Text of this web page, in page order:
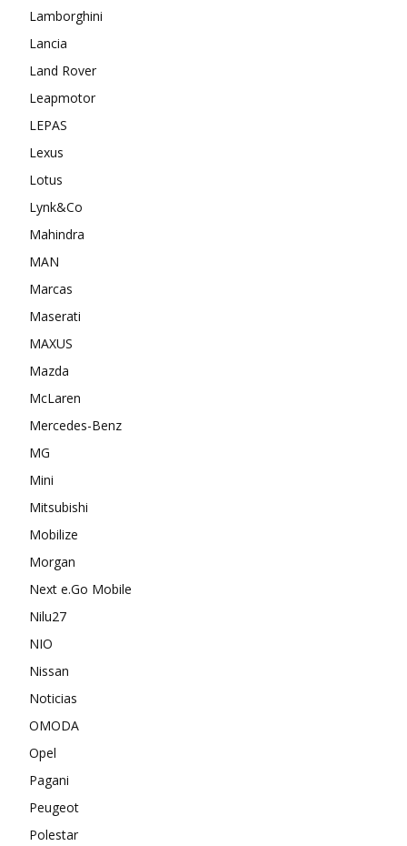
Lamborghini
Lancia
Land Rover
Leapmotor
LEPAS
Lexus
Lotus
Lynk&Co
Mahindra
MAN
Marcas
Maserati
MAXUS
Mazda
McLaren
Mercedes-Benz
MG
Mini
Mitsubishi
Mobilize
Morgan
Next e.Go Mobile
Nilu27
NIO
Nissan
Noticias
OMODA
Opel
Pagani
Peugeot
Polestar